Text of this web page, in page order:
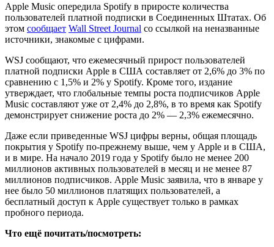
Apple Music опередила Spotify в приросте количества
пользователей платной подписки в Соединенных Штатах. Об
этом сообщает Wall Street Journal со ссылкой на неназванные
источники, знакомые с цифрами.
WSJ сообщают, что ежемесячный прирост пользователей
платной подписки Apple в США составляет от 2,6% до 3% по
сравнению с 1,5% и 2% у Spotify. Кроме того, издание
утверждает, что глобальные темпы роста подписчиков Apple
Music составляют уже от 2,4% до 2,8%, в то время как Spotify
демонстрирует снижение роста до 2% — 2,3% ежемесячно.
Даже если приведенные WSJ цифры верны, общая площадь
покрытия у Spotify по-прежнему выше, чем у Apple и в США,
и в мире. На начало 2019 года у Spotify было не менее 200
миллионов активных пользователей в месяц и не менее 87
миллионов подписчиков. Apple Music заявила, что в январе у
нее было 50 миллионов платящих пользователей, а
бесплатный доступ к Apple существует только в рамках
пробного периода.
Что ещё почитать/посмотреть: